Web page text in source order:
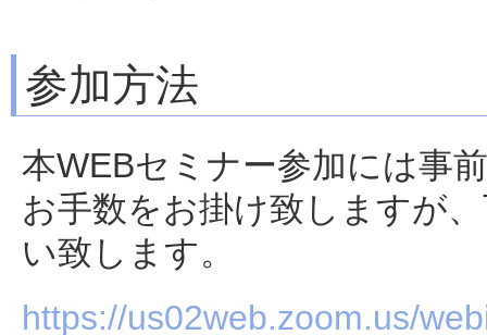
参加方法
本WEBセミナー参加には事
お手数をお掛け致しますが
い致します。
https://us02web.zoom.us/